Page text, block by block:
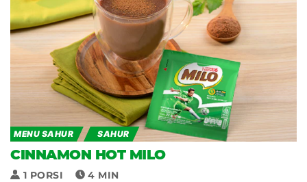
MENU SAHUR SAHUR
CINNAMON HOT MILO
1 PORSI 4 MIN